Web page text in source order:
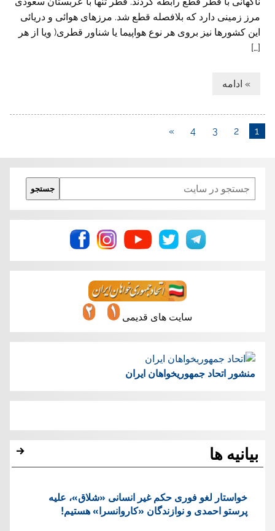
مرز زمينی دارد که بلافصله قطع شد. مرزهای هوائی و دريائی
اين کشورها نيز بروی هر نوع هواپيما يا شناور قطری( ويا از هر
[…]
» ادامه
1
2
3
4
»
Search
جستجو
سایت های قدیمی
منشور اتحاد جمهوریخواهان ایران
بیانیه ها
خواستار لغو فوری حکم غیر انسانی «شلاق»، علیه
پرستو احمدی و نوازندگان «کاروانسرا» هستیم!